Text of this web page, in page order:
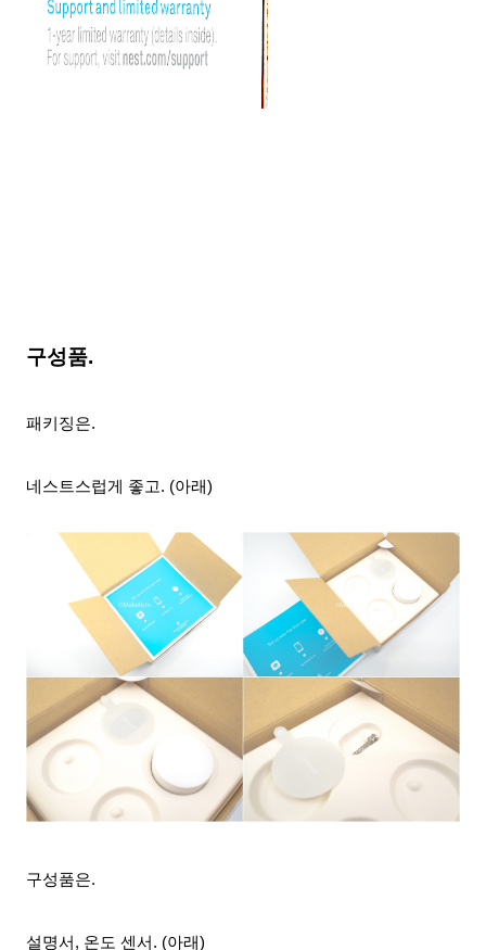
구성품.
패키징은.
네스트스럽게 좋고. (아래)
구성품은.
설명서, 온도 센서. (아래)